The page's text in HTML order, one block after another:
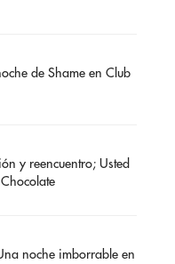
de Shame en Club
y reencuentro; Usted
noche imborrable en